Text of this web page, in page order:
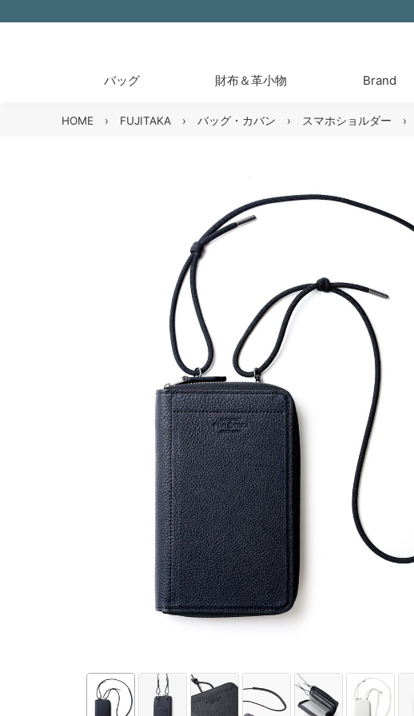
バッグ 財布＆革小物 Brand
HOME › FUJITAKA › バッグ・カバン › スマホショルダー ›